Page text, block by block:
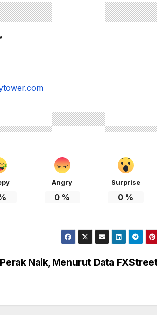
Angry
0 %
Surprise
0 %
Naik, Menurut Data